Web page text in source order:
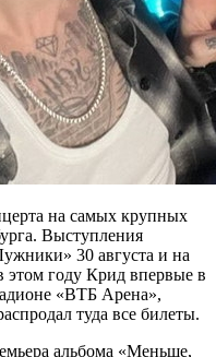
на самых крупных
Выступления
30 августа и на
этом году Крид впервые в
«ВТБ Арена»,
туда все билеты.
альбома «Меньше,